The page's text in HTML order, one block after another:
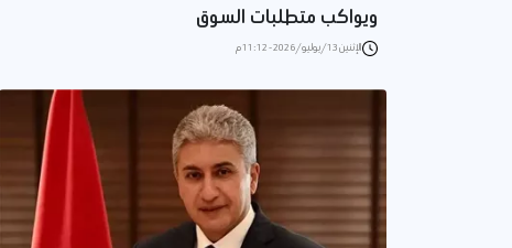
ويواكب متطلبات السوق
الإثنين 13/يوليو/2026 - 11:12 م